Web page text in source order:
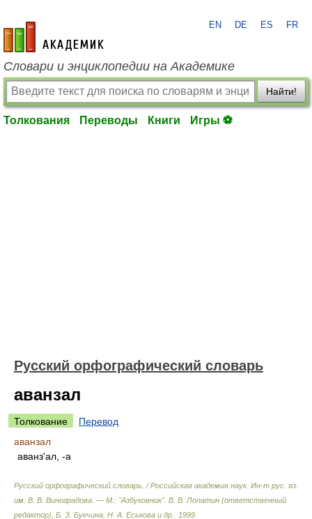
academic.ru
EN DE ES FR
Словари и энциклопедии на Академике
Найти!
Толкования Переводы Книги Игры ⚽
Русский орфографический словарь
аванзал
Толкование
Перевод
аванзал
аванз'ал, -а
Русский орфографический словарь. / Российская академия наук. Ин-т рус. яз.
им. В. В. Виноградова. — М.: "Азбуковник". В. В. Лопатин (ответственный
редактор), Б. З. Букчина, Н. А. Еськова и др.
1999